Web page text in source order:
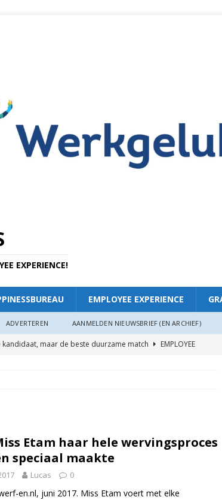
EXPERIENCE!
EMPLOYEE EXPERIENCE
ADVERTEREN AANMELDEN NIEUWSBRIEF (EN ARCHIEF)
kandidaat, maar de beste duurzame match
EMPLOYEE
plezier en verbinding op het werk: “Als je goed in je vel
ARTIKEL
Etam haar hele wervingsproces
speciaal maakte
Lucas 0
en.nl, juni 2017. Miss Etam voert met elke